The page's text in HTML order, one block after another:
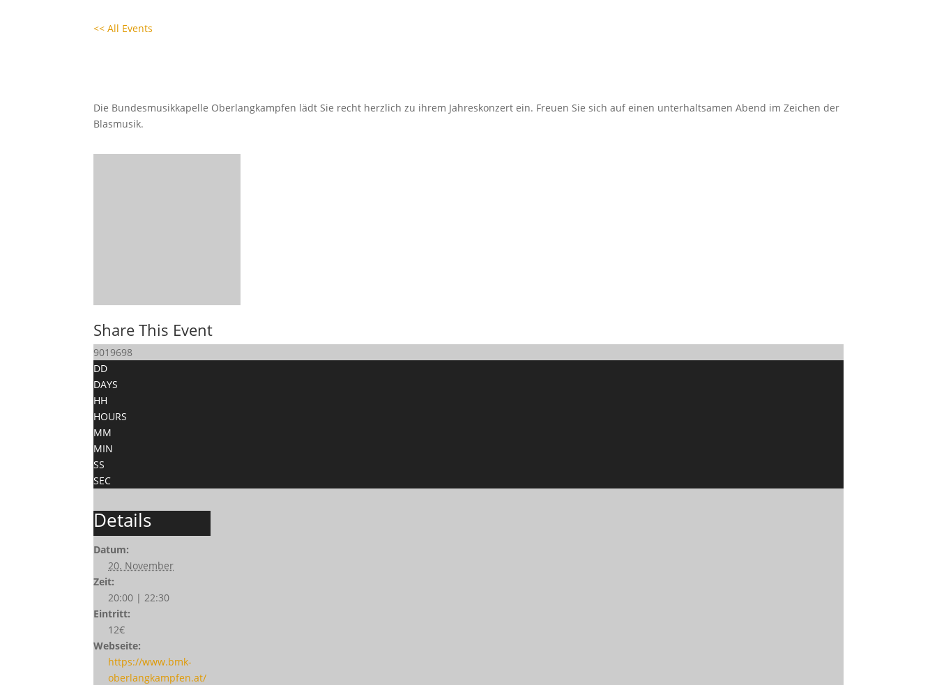
<< All Events
Die Bundesmusikkapelle Oberlangkampfen lädt Sie recht herzlich zu ihrem Jahreskonzert ein. Freuen Sie sich auf einen unterhaltsamen Abend im Zeichen der
Blasmusik.
Share This Event
9019698
DD
DAYS
HH
HOURS
MM
MIN
SS
SEC
Details
Datum:
20. November
Zeit:
20:00 | 22:30
Eintritt:
12€
Webseite:
https://www.bmk-
oberlangkampfen.at/